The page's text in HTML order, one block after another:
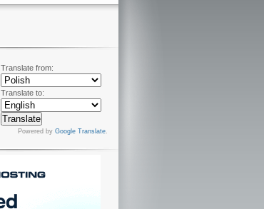
Translate from:
Translate to:
Powered by Google Translate.